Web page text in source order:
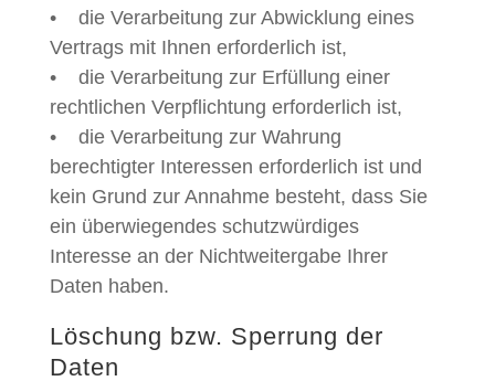
• die Verarbeitung zur Abwicklung eines
Vertrags mit Ihnen erforderlich ist,
• die Verarbeitung zur Erfüllung einer
rechtlichen Verpflichtung erforderlich ist,
• die Verarbeitung zur Wahrung
berechtigter Interessen erforderlich ist und
kein Grund zur Annahme besteht, dass Sie
ein überwiegendes schutzwürdiges
Interesse an der Nichtweitergabe Ihrer
Daten haben.
Löschung bzw. Sperrung der
Daten